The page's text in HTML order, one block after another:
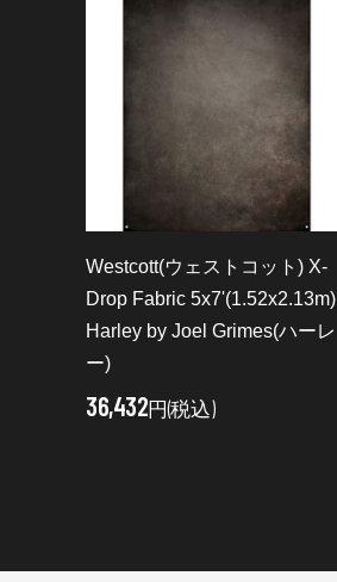
Westcott(ウェストコット) X-
Drop Fabric 5x7'(1.52x2.13m)
Harley by Joel Grimes(ハーレ
ー)
36,432円(税込)